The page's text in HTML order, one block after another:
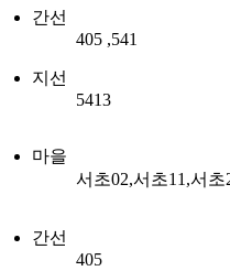
간선
405 ,541
지선
5413
마을
서초02,서초11,서초
간선
405